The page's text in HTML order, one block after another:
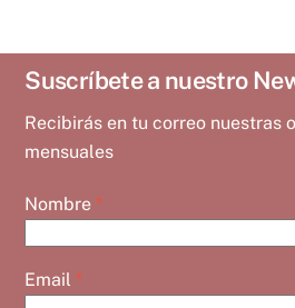
Suscríbete a nuestro
Recibirás en tu correo nuestras
mensuales
Nombre*
Email*